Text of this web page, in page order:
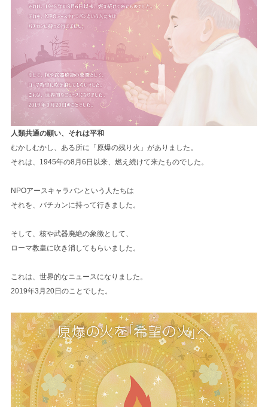
人類共通の願い、それは平和
むかしむかし、ある所に「原爆の残り火」がありました。
それは、1945年の8月6日以来、燃え続けて来たものでした。
NPOアースキャラバンという人たちは
それを、バチカンに持って行きました。
そして、核や武器廃絶の象徴として、
ローマ教皇に吹き消してもらいました。
これは、世界的なニュースになりました。
2019年3月20日のことでした。